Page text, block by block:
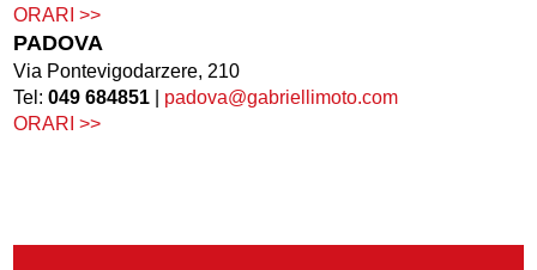
ORARI >>
PADOVA
Via Pontevigodarzere, 210
Tel:049 684851
padova@gabriellimoto.com
ORARI >>